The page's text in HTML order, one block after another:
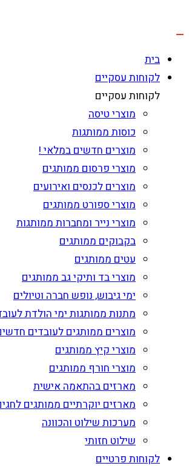
בית
לקוחות עסקיים
לקוחות עסקיים
מוצרי טיסה
כוסות ממותגות
מוצרים חדשים במלאי !
מוצרי פרסום ממותגים
מוצרים לכנסים ואירועים
מוצרי ספורט ממותגים
מוצרי נייר ומחברות ממותגות
בקבוקים ממותגים
עטים ממותגים
מוצרי בד ותיקי גב ממותגים
ימי גיבוש, נופש חברה וטיולים
מתנות ממותגות ימי הולדת
מוצרים ממותגים לעובדים
מוצרי קיץ ממותגים
מוצרי חורף ממותגים
מארזים בהתאמה אישית
מארזים יוקרתיים ממותגים
מערכות שילוט והכוונה
שילוט חזותי
לקוחות פרטיים